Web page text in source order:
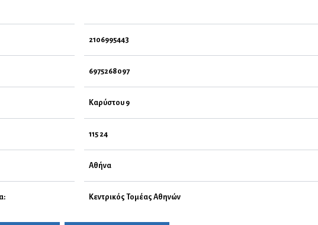
2106995443
6975268097
Καρύστου 9
115 24
Αθήνα
Κεντρικός Τομέας Αθηνών